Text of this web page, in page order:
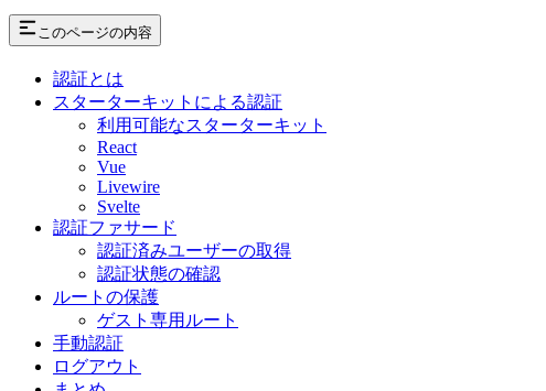
このページの内容
認証とは
スターターキットによる認証
利用可能なスターターキット
React
Vue
Livewire
Svelte
認証ファサード
認証済みユーザーの取得
認証状態の確認
ルートの保護
ゲスト専用ルート
手動認証
ログアウト